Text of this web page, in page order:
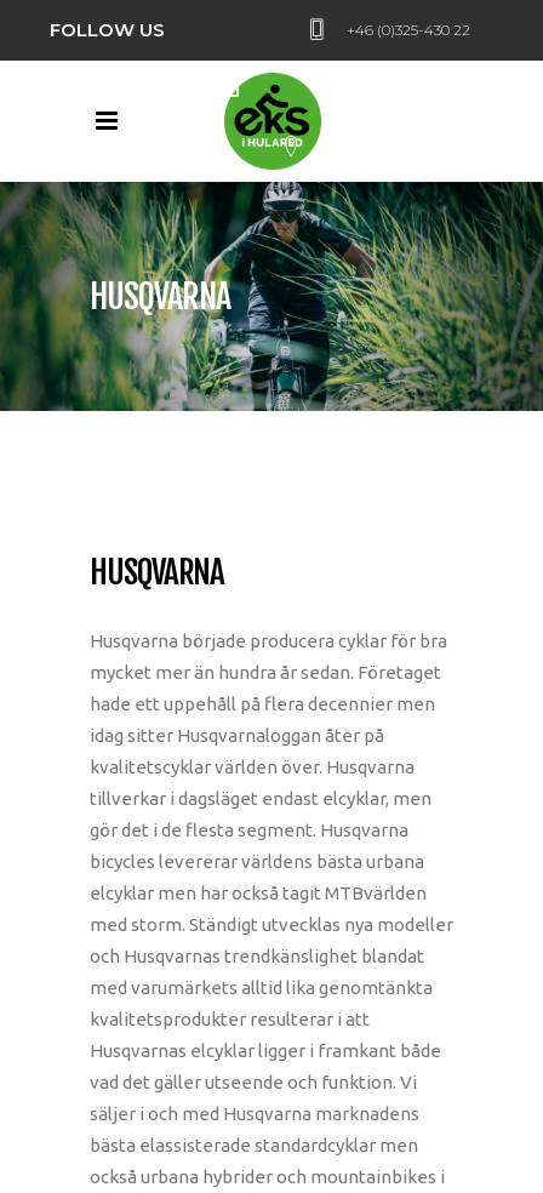
FOLLOW US +46 (0)325-430 22
HUSQVARNA
HUSQVARNA
Husqvarna började producera cyklar för bra
mycket mer än hundra år sedan. Företaget
hade ett uppehåll på flera decennier men
idag sitter Husqvarnaloggan åter på
kvalitetscyklar världen över. Husqvarna
tillverkar i dagsläget endast elcyklar, men
gör det i de flesta segment. Husqvarna
bicycles levererar världens bästa urbana
elcyklar men har också tagit MTBvärlden
med storm. Ständigt utvecklas nya modeller
och Husqvarnas trendkänslighet blandat
med varumärkets alltid lika genomtänkta
kvalitetsprodukter resulterar i att
Husqvarnas elcyklar ligger i framkant både
vad det gäller utseende och funktion. Vi
säljer i och med Husqvarna marknadens
bästa elassisterade standardcyklar men
också urbana hybrider och mountainbikes i